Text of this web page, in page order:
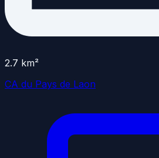
2.7 km²
CA du Pays de Laon